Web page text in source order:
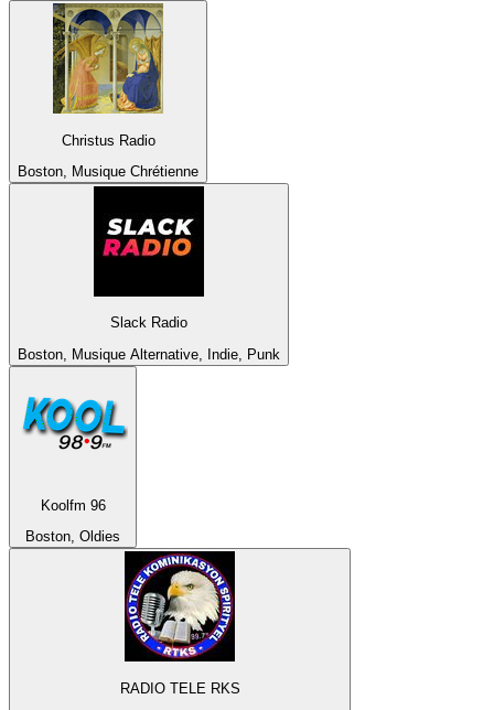
Christus Radio
Boston, Musique Chrétienne
Slack Radio
Boston, Musique Alternative, Indie, Punk
Koolfm 96
Boston, Oldies
RADIO TELE RKS